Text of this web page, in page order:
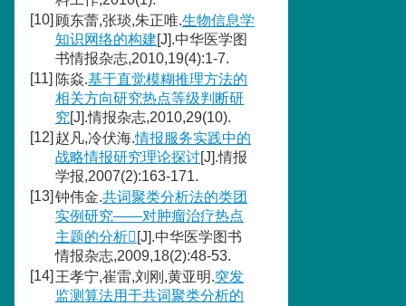
[10] 顾东蕾,张琰,朱正唯.生物信息学
知识网络的构建[J].中华医学图
书情报杂志,2010,19(4):1-7.
[11] 陈焱.基于直觉模糊推理方法的
相关方向研究热点等级判断研
究[J].情报杂志,2010,29(10).
[12] 赵凡,冷伏海.情报服务实践中的
战略情报研究理论探讨[J].情报
学报,2007(2):163-171.
[13] 钟伟金.共词聚类分析法的类团
实例研究——对肿瘤治疗热点
主题的分析 [J].中华医学图书
情报杂志,2009,18(2):48-53.
[14] 王孝宁,崔雷,刘刚,黄亚明.突发
监测算法用于共词聚类分析的